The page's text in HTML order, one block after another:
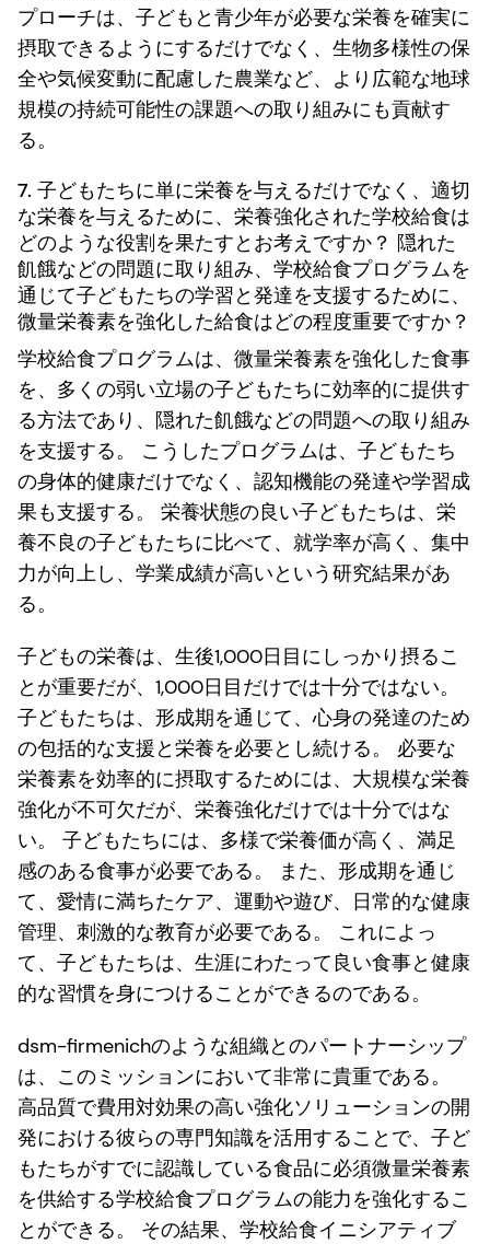
プローチは、子どもと青少年が必要な栄養を確実に
摂取できるようにするだけでなく、生物多様性の保
全や気候変動に配慮した農業など、より広範な地球
規模の持続可能性の課題への取り組みにも貢献す
る。
7. 子どもたちに単に栄養を与えるだけでなく、適切
な栄養を与えるために、栄養強化された学校給食は
どのような役割を果たすとお考えですか？ 隠れた
飢餓などの問題に取り組み、学校給食プログラムを
通じて子どもたちの学習と発達を支援するために、
微量栄養素を強化した給食はどの程度重要ですか？
学校給食プログラムは、微量栄養素を強化した食事
を、多くの弱い立場の子どもたちに効率的に提供す
る方法であり、隠れた飢餓などの問題への取り組み
を支援する。 こうしたプログラムは、子どもたち
の身体的健康だけでなく、認知機能の発達や学習成
果も支援する。 栄養状態の良い子どもたちは、栄
養不良の子どもたちに比べて、就学率が高く、集中
力が向上し、学業成績が高いという研究結果があ
る。
子どもの栄養は、生後1,000日目にしっかり摂るこ
とが重要だが、1,000日目だけでは十分ではない。
子どもたちは、形成期を通じて、心身の発達のため
の包括的な支援と栄養を必要とし続ける。 必要な
栄養素を効率的に摂取するためには、大規模な栄養
強化が不可欠だが、栄養強化だけでは十分ではな
い。 子どもたちには、多様で栄養価が高く、満足
感のある食事が必要である。 また、形成期を通じ
て、愛情に満ちたケア、運動や遊び、日常的な健康
管理、刺激的な教育が必要である。 これによっ
て、子どもたちは、生涯にわたって良い食事と健康
的な習慣を身につけることができるのである。
dsm-firmenichのような組織とのパートナーシップ
は、このミッションにおいて非常に貴重である。
高品質で費用対効果の高い強化ソリューションの開
発における彼らの専門知識を活用することで、子ど
もたちがすでに認識している食品に必須微量栄養素
を供給する学校給食プログラムの能力を強化するこ
とができる。 その結果、学校給食イニシアティブ